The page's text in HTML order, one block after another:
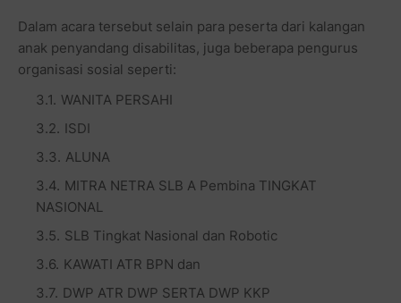
Dalam acara tersebut selain para peserta dari kalangan
anak penyandang disabilitas, juga beberapa pengurus
organisasi sosial seperti:
WANITA PERSAHI
ISDI
ALUNA
MITRA NETRA SLB A Pembina TINGKAT
NASIONAL
SLB Tingkat Nasional dan Robotic
KAWATI ATR BPN dan
DWP ATR DWP SERTA DWP KKP